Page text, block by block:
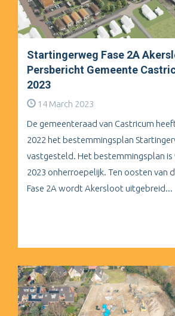
Startingerweg Fase 2A
Persbericht Gemeente
2023
14 March 2023
De gemeenteraad van Castricum
2022 het bestemmingsplan
vastgesteld. Het bestemmingsplan is
2023 onherroepelijk. Ten oosten van
Fase 2A wordt Akersloot uitgebreid...